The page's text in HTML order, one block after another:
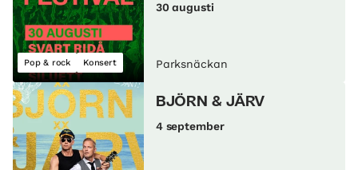
Pop & rock Konsert
30 augusti
Parksnäckan
BJÖRN & JÄRV
4 september